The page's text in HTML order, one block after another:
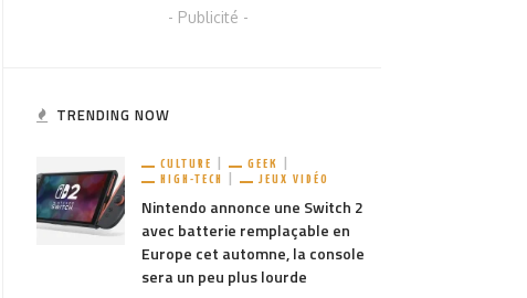
- Publicité -
TRENDING NOW
CULTURE
GEEK
HIGH-TECH
JEUX VIDÉO
Nintendo annonce une Switch 2
avec batterie remplaçable en
Europe cet automne, la console
sera un peu plus lourde